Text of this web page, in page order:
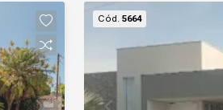
Cód. 5664